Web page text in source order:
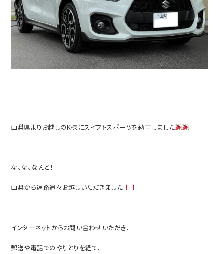
山梨県よりお越しのK様にスイフトスポーツを納車しました
な、な、なんと！
山梨から遠路遥々お越しいただきました
インターネットからお問い合わせいただき、
郵送や電話でのやりとりを経て、